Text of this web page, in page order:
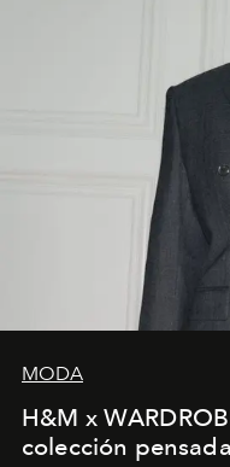
MODA
H&M x
colección